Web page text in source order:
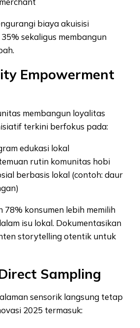
biaya akuisisi
sekaligus membangun
Empowerment
membangun loyalitas
terkini berfokus pada:
edukasi lokal
rutin komunitas hobi
berbasis lokal (contoh: daur
78% konsumen lebih memilih
isu lokal. Dokumentasikan
storytelling otentik untuk
Sampling
sensorik langsung tetap
2025 termasuk: